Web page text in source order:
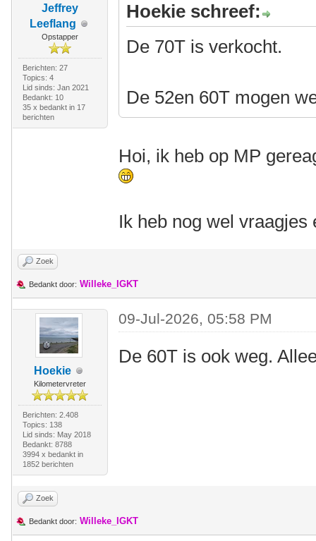
Jeffrey
Leeflang
Opstapper
Berichten: 27
Topics: 4
Lid sinds: Jan 2021
Bedankt: 10
35 x bedankt in 17
berichten
Hoekie schreef:
De 70T is verkocht.
De 52en 60T mogen
Hoi, ik heb op MP
Ik heb nog wel
Zoek
Bedankt door: Willeke_IGKT
Hoekie
Kilometervreter
Berichten: 2.408
Topics: 138
Lid sinds: May 2018
Bedankt: 8788
3994 x bedankt in
1852 berichten
09-Jul-2026, 05:58 PM
De 60T is ook weg.
Zoek
Bedankt door: Willeke_IGKT